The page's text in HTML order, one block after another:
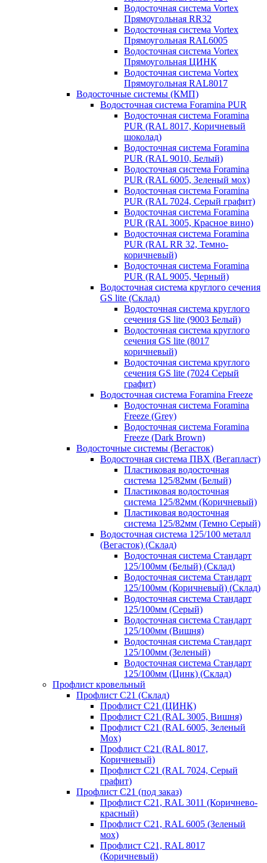
Водосточная система Vortex
Прямоугольная RR32
Водосточная система Vortex
Прямоугольная RAL6005
Водосточная система Vortex
Прямоугольная ЦИНК
Водосточная система Vortex
Прямоугольная RAL8017
Водосточные системы (КМП)
Водосточная система Foramina PUR
Водосточная система Foramina
PUR (RAL 8017, Коричневый
шоколад)
Водосточная система Foramina
PUR (RAL 9010, Белый)
Водосточная система Foramina
PUR (RAL 6005, Зеленый мох)
Водосточная система Foramina
PUR (RAL 7024, Серый графит)
Водосточная система Foramina
PUR (RAL 3005, Красное вино)
Водосточная система Foramina
PUR (RAL RR 32, Темно-
коричневый)
Водосточная система Foramina
PUR (RAL 9005, Черный)
Водосточная система круглого сечения
GS lite (Склад)
Водосточная система круглого
сечения GS lite (9003 Белый)
Водосточная система круглого
сечения GS lite (8017
коричневый)
Водосточная система круглого
сечения GS lite (7024 Серый
графит)
Водосточная система Foramina Freeze
Водосточная система Foramina
Freeze (Grey)
Водосточная система Foramina
Freeze (Dark Brown)
Водосточные системы (Вегасток)
Водосточная система ПВХ (Вегапласт)
Пластиковая водосточная
система 125/82мм (Белый)
Пластиковая водосточная
система 125/82мм (Коричневый)
Пластиковая водосточная
система 125/82мм (Темно Серый)
Водосточная система 125/100 металл
(Вегасток) (Склад)
Водосточная система Стандарт
125/100мм (Белый) (Склад)
Водосточная система Стандарт
125/100мм (Коричневый) (Склад)
Водосточная система Стандарт
125/100мм (Серый)
Водосточная система Стандарт
125/100мм (Вишня)
Водосточная система Стандарт
125/100мм (Зеленый)
Водосточная система Стандарт
125/100мм (Цинк) (Склад)
Профлист кровельный
Профлист С21 (Склад)
Профлист С21 (ЦИНК)
Профлист С21 (RAL 3005, Вишня)
Профлист С21 (RAL 6005, Зеленый
Мох)
Профлист С21 (RAL 8017,
Коричневый)
Профлист С21 (RAL 7024, Серый
графит)
Профлист С21 (под заказ)
Профлист С21, RAL 3011 (Коричнево-
красный)
Профлист С21, RAL 6005 (Зеленый
мох)
Профлист С21, RAL 8017
(Коричневый)